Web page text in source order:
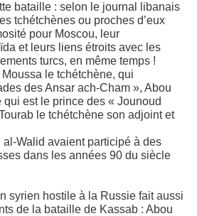
bataille : selon le journal libanais
tchétchènes ou proches d’eux
pour Moscou, leur
et leurs liens étroits avec les
turcs, en même temps !
Moussa le tchétchène, qui
des Ansar ach-Cham », Abou
est le prince des « Jounoud
le tchétchène son adjoint et
Walid avaient participé à des
dans les années 90 du siècle
syrien hostile à la Russie fait aussi
de la bataille de Kassab : Abou